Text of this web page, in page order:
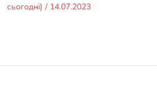
сьогодні) / 14.07.2023